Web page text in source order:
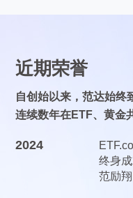
近期荣誉
自创始以来，范达始终
连续数年在ETF、黄金
2024
终身
范励翔